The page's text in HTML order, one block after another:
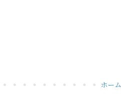
ホーム